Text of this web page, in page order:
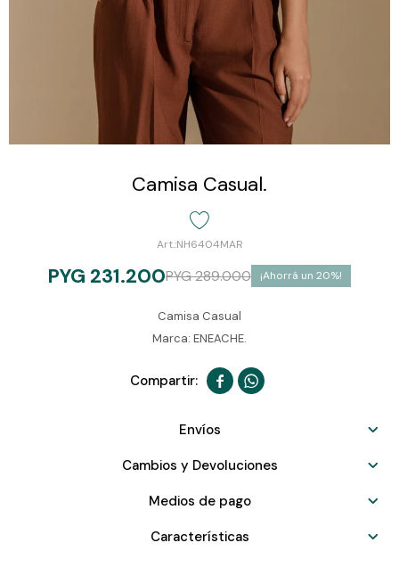
Camisa Casual.
NH6404MAR
PYG 231.200PYG289.000 20
Camisa Casual
Marca: ENEACHE.
 
Envíos
Cambios y Devoluciones
Medios de pago
Características